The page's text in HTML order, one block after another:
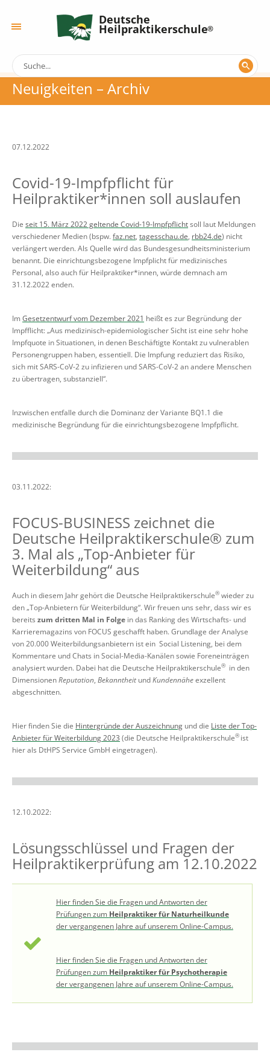
Deutsche
Heilpraktikerschule
Neuigkeiten – Archiv
07.12.2022
Covid-19-Impfpflicht für
Heilpraktiker*innen soll auslaufen
Dieseit 15. März 2022 geltende Covid-19-Impfpflichtsoll laut Meldungen
verschiedener Medien (bspw.faz.net,tagesschau.de, rbb24.de) nicht
verlängert werden. Als Quelle wird das Bundesgesundheitsministerium
benannt. Die einrichtungsbezogene Impfplicht für medizinisches
Personal, also auch für Heilpraktiker*innen, würde demnach am
31.12.2022 enden.
ImGesetzentwurf vom Dezember 2021 heißt es zur Begründung der
Impfflicht: „Aus medizinisch-epidemiologischer Sicht ist eine sehr hohe
Impfquote in Situationen, in denen Beschäftigte Kontakt zu vulnerablen
Personengruppen haben, essentiell. Die Impfung reduziert das Risiko,
sich mit SARS-CoV-2 zu infizieren und SARS-CoV-2 an andere Menschen
zu übertragen, substanziell“.
Inzwischen entfalle durch die Dominanz der Variante BQ1.1 die
medizinische Begründung für die einrichtungsbezogene Impfpflicht.
03.11.2022:
FOCUS-BUSINESS zeichnet die
Deutsche Heilpraktikerschule® zum
3. Mal als „Top-Anbieter für
Weiterbildung“ aus
Auch in diesem Jahr gehört die Deutsche Heilpraktikerschule® wieder zu
den „Top-Anbietern für Weiterbildung“. Wir freuen uns sehr, dass wir es
bereitszum dritten Mal in Folge in das Ranking des Wirtschafts- und
Karrieremagazins von FOCUS geschafft haben. Grundlage der Analyse
von 20.000 Weiterbildungsanbietern ist ein Social Listening, bei dem
Kommentare und Chats in Social-Media-Kanälen sowie Foreneinträgen
analysiert wurden. Dabei hat die Deutsche Heilpraktikerschule® in den
DimensionenReputation,BekanntheitundKundennäheexzellent
abgeschnitten.
Hier finden Sie die Hintergründe der Auszeichnung und die Liste der Top-
Anbieter für Weiterbildung 2023 (die Deutsche Heilpraktikerschule® ist
hier als DtHPS Service GmbH eingetragen).
12.10.2022:
Lösungsschlüssel und Fragen der
Heilpraktikerprüfung am 12.10.2022
Hier finden Sie die Fragen und Antworten der
Prüfungen zum Heilpraktiker für Naturheilkunde
der vergangenen Jahre auf unserem Online-Campus.
Hier finden Sie die Fragen und Antworten der
Prüfungen zum Heilpraktiker für Psychotherapie
der vergangenen Jahre auf unserem Online-Campus.